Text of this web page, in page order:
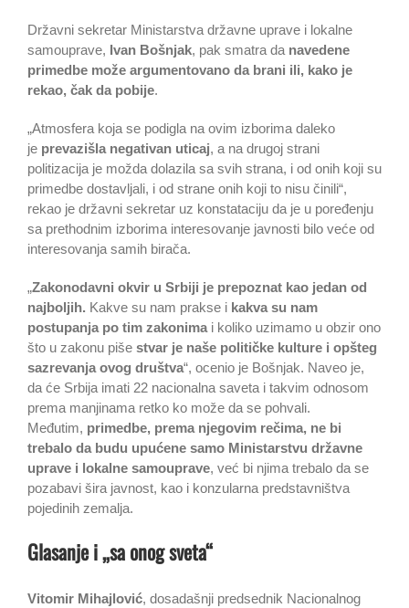
Državni sekretar Ministarstva državne uprave i lokalne
samouprave, Ivan Bošnjak, pak smatra da navedene
primedbe može argumentovano da brani ili, kako je
rekao, čak da pobije.
„Atmosfera koja se podigla na ovim izborima daleko
je prevazišla negativan uticaj, a na drugoj strani
politizacija je možda dolazila sa svih strana, i od onih koji su
primedbe dostavljali, i od strane onih koji to nisu činili“,
rekao je državni sekretar uz konstataciju da je u poređenju
sa prethodnim izborima interesovanje javnosti bilo veće od
interesovanja samih birača.
„Zakonodavni okvir u Srbiji je prepoznat kao jedan od
najboljih. Kakve su nam prakse i kakva su nam
postupanja po tim zakonima i koliko uzimamo u obzir ono
što u zakonu piše stvar je naše političke kulture i opšteg
sazrevanja ovog društva“, ocenio je Bošnjak. Naveo je,
da će Srbija imati 22 nacionalna saveta i takvim odnosom
prema manjinama retko ko može da se pohvali.
Međutim, primedbe, prema njegovim rečima, ne bi
trebalo da budu upućene samo Ministarstvu državne
uprave i lokalne samouprave, već bi njima trebalo da se
pozabavi šira javnost, kao i konzularna predstavništva
pojedinih zemalja.
Glasanje i „sa onog sveta“
Vitomir Mihajlović, dosadašnji predsednik Nacionalnog